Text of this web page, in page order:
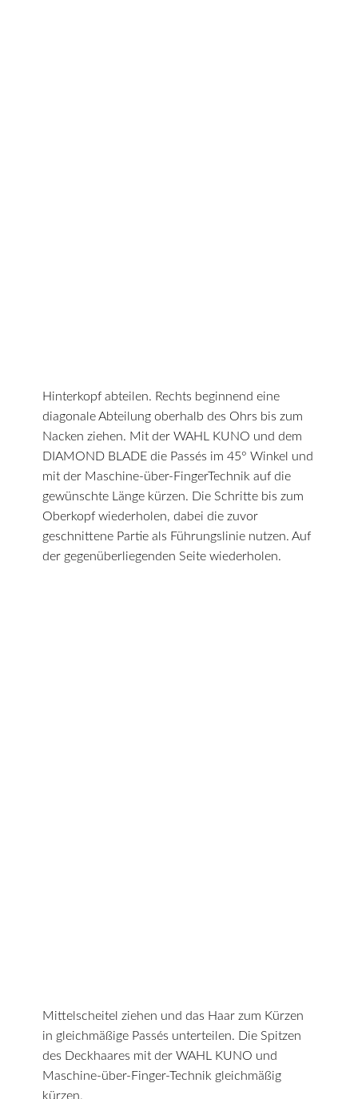
Hinterkopf abteilen. Rechts beginnend eine
diagonale Abteilung oberhalb des Ohrs bis zum
Nacken ziehen. Mit der WAHL KUNO und dem
DIAMOND BLADE die Passés im 45° Winkel und
mit der Maschine-über-FingerTechnik auf die
gewünschte Länge kürzen. Die Schritte bis zum
Oberkopf wiederholen, dabei die zuvor
geschnittene Partie als Führungslinie nutzen. Auf
der gegenüberliegenden Seite wiederholen.
Mittelscheitel ziehen und das Haar zum Kürzen
in gleichmäßige Passés unterteilen. Die Spitzen
des Deckhaares mit der WAHL KUNO und
Maschine-über-Finger-Technik gleichmäßig
kürzen.